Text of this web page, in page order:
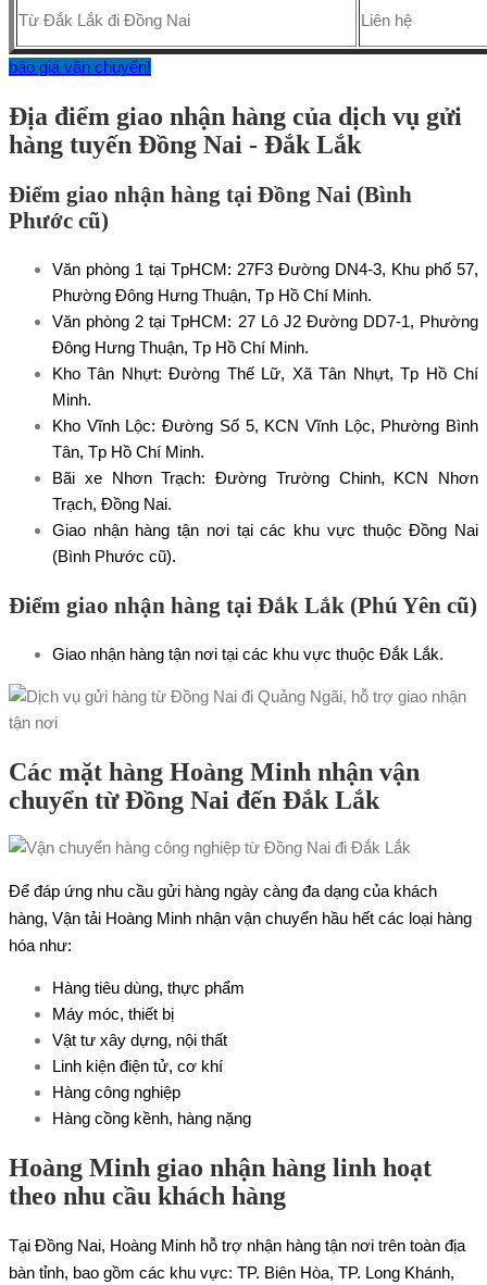
Từ Đắk Lắk đi Đồng Nai Liên hệ
báo giá vận chuyển!
Địa điểm giao nhận hàng của dịch vụ gửi
hàng tuyến Đồng Nai - Đắk Lắk
Điểm giao nhận hàng tại Đồng Nai (Bình
Phước cũ)
Văn phòng 1 tại TpHCM: 27F3 Đường DN4-3, Khu phố 57,
Phường Đông Hưng Thuận, Tp Hồ Chí Minh.
Văn phòng 2 tại TpHCM: 27 Lô J2 Đường DD7-1, Phường
Đông Hưng Thuận, Tp Hồ Chí Minh.
Kho Tân Nhựt: Đường Thế Lữ, Xã Tân Nhựt, Tp Hồ Chí
Minh.
Kho Vĩnh Lộc: Đường Số 5, KCN Vĩnh Lộc, Phường Bình
Tân, Tp Hồ Chí Minh.
Bãi xe Nhơn Trạch: Đường Trường Chinh, KCN Nhơn
Trạch, Đồng Nai.
Giao nhận hàng tận nơi tại các khu vực thuộc Đồng Nai
(Bình Phước cũ).
Điểm giao nhận hàng tại Đắk Lắk (Phú Yên cũ)
Giao nhận hàng tận nơi tại các khu vực thuộc Đắk Lắk.
Các mặt hàng Hoàng Minh nhận vận
chuyển từ Đồng Nai đến Đắk Lắk
Để đáp ứng nhu cầu gửi hàng ngày càng đa dạng của khách
hàng, Vận tải Hoàng Minh nhận vận chuyển hầu hết các loại hàng
hóa như:
Hàng tiêu dùng, thực phẩm
Máy móc, thiết bị
Vật tư xây dựng, nội thất
Linh kiện điện tử, cơ khí
Hàng công nghiệp
Hàng cồng kềnh, hàng nặng
Hoàng Minh giao nhận hàng linh hoạt
theo nhu cầu khách hàng
Tại Đồng Nai, Hoàng Minh hỗ trợ nhận hàng tận nơi trên toàn địa
bàn tỉnh, bao gồm các khu vực: TP. Biên Hòa, TP. Long Khánh,